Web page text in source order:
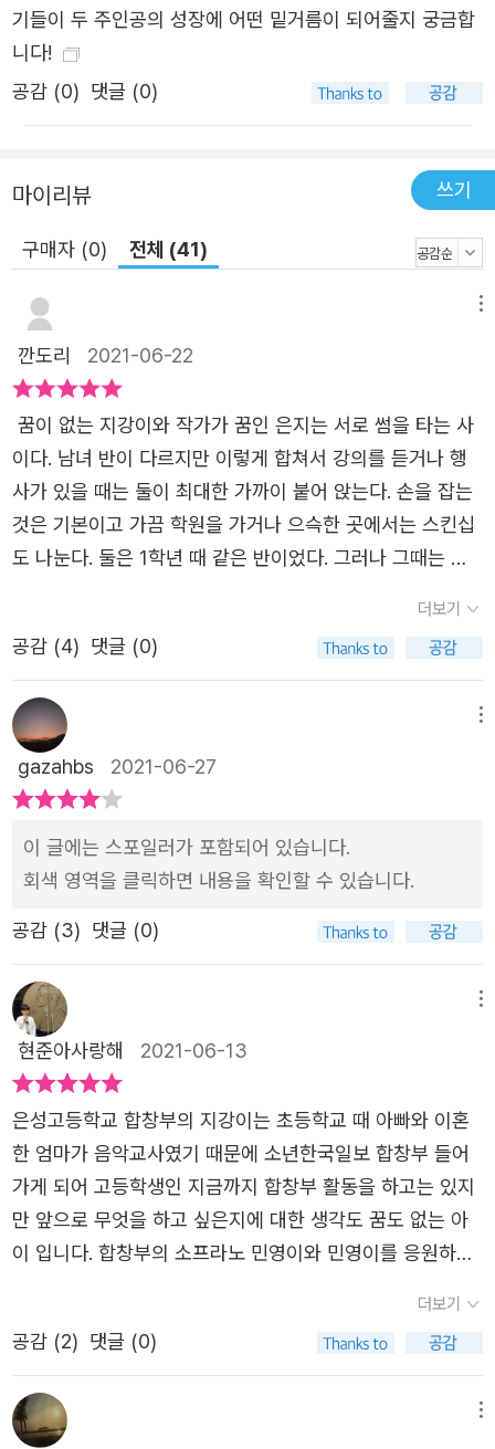
기들이 두 주인공의 성장에 어떤 밑거름이 되어줄지 궁금합
니다!
공감 (0) 댓글 (0)
마이리뷰 쓰기
구매자 (0) 전체 (41)
깐도리 2021-06-22
꿈이 없는 지강이와 작가가 꿈인 은지는 서로 썸을 타는 사
이다. 남녀 반이 다르지만 이렇게 합쳐서 강의를 듣거나 행
사가 있을 때는 둘이 최대한 가까이 붙어 앉는다. 손을 잡는
것은 기본이고 가끔 학원을 가거나 으슥한 곳에서는 스킨십
도 나눈다. 둘은 1학년 때 같은 반이었다. 그러나 그때는 서
서 들은 이야기하태우 아저씨는 그래도 딸 셋 다 키우고 돌
아가셨다.우리 엄마는 나 버리고 갔는데. ㅠㅠ (-109-)처음
는 그렇게 서로 기대어 젖은 몸을 말리며 버스가 오길 기다
렸다. 누군가를 지켜주는 감정,그것은 책임감이었다. 스토리
텔링 버스의 모든 이야기는 책임감에 대한 것들이었음을 지
히 기분이 묘할 때가 있다. 그건 그 소설을 청소년 때 읽었다
면, 나는 어땠을까 그 생각을 하게 되어서다. 어른들의 생각
과 가치관들을 청소년이 완전하게 이해한다는 건 현실적으
그런 역할을 한다. 스리고 성장과 가치를 도모한다. 아이는
이해하지 못하고, 어른은 말할 수 없는 것,그것은 내 인생에
대한 책임감이다. 그 하나만 온전하게 가지고 살아간다면,
살아낸다면, 나에게 주어진 인생을 잘 살아낼 수 있는 자신
감을 얻을 수 있어서다. 소설 속에서 지강과 은지는 부모님
이 이혼한 아픈 경험을 가지고 있다.이해할 수 없고,이해하
지 않으려는 마음이 두 아이에게 공존하고 있어서 세상을 왜
곡하고, 중요한 것을 놓칦 때가 있다. 마음을 닫게 된 두 아
이는 인생에서 서로 통하는 것이 있었으며, 치유와 위로를
소설은 두 아이가 스토리가 있는 버스에 타면서 이야기가 시
지에게 필요한 것은 책임감이다. 그 책임감은 현재의 나를
더보기
공감 (4) 댓글 (0)
gazahbs 2021-06-27
이 글에는 스포일러가 포함되어 있습니다.
회색 영역을 클릭하면 내용을 확인할 수 있습니다.
공감 (3) 댓글 (0)
현준아사랑해 2021-06-13
은성고등학교 합창부의 지강이는 초등학교 때 아빠와 이혼
한 엄마가 음악교사였기 때문에 소년한국일보 합창부 들어
가게 되어 고등학생인 지금까지 합창부 활동을 하고는 있지
만 앞으로 무엇을 하고 싶은지에 대한 생각도 꿈도 없는 아
이 입니다. 합창부의 소프라노 민영이와 민영이를 응원하러
지강과 은지, 민영까지 세사람은 친하게 지내게 되었습니다.
지강은 은지를 집까지 데려다 주는 과정에서 은지의 사연이
빠와 단둘이 산다는 은지, 늘 술에 취해 있는 은지의 아빠와
더보기
공감 (2) 댓글 (0)